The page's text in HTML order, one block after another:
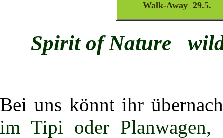
Walk-Away 29.5.
Spirit of Nature
Bei uns könnt ihr
im Tipi oder Planwagen,